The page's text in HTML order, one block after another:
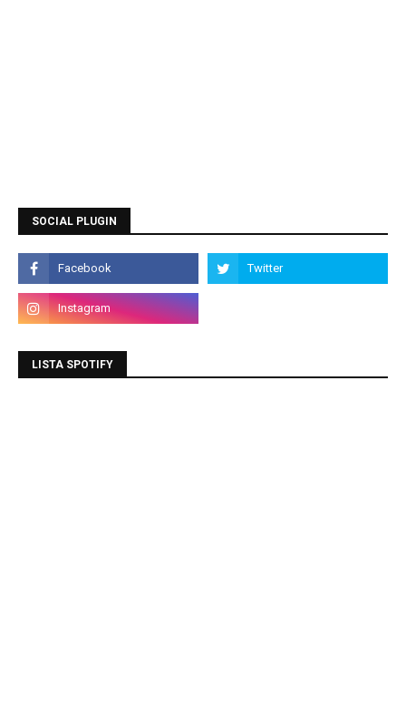
SOCIAL PLUGIN
LISTA SPOTIFY